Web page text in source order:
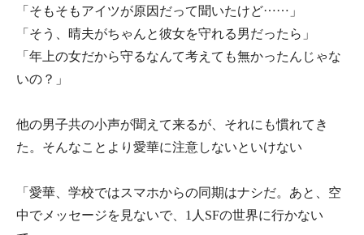
「そもそもアイツが原因だって聞いたけど……」
「そう、晴夫がちゃんと彼女を守れる男だったら」
「年上の女だから守るなんて考えても無かったんじゃな
いの？」
他の男子共の小声が聞えて来るが、それにも慣れてき
た。そんなことより愛華に注意しないといけない
「愛華、学校ではスマホからの同期はナシだ。あと、空
中でメッセージを見ないで、1人SFの世界に行かない